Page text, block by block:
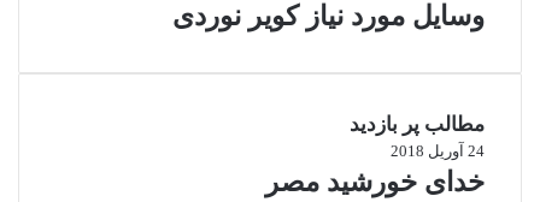
وسایل مورد نیاز کویر نوردی
مطالب پر بازدید
24 آوریل 2018
خدای خورشید مصر